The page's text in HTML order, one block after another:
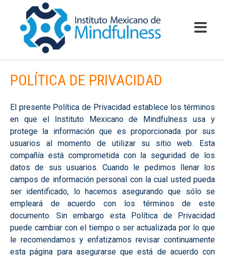
POLÍTICA DE PRIVACIDAD
El presente Política de Privacidad establece los términos
en que el Instituto Mexicano de Mindfulness usa y
protege la información que es proporcionada por sus
usuarios al momento de utilizar su sitio web. Esta
compañía está comprometida con la seguridad de los
datos de sus usuarios. Cuando le pedimos llenar los
campos de información personal con la cual usted pueda
ser identificado, lo hacemos asegurando que sólo se
empleará de acuerdo con los términos de este
documento. Sin embargo esta Política de Privacidad
puede cambiar con el tiempo o ser actualizada por lo que
le recomendamos y enfatizamos revisar continuamente
esta página para asegurarse que está de acuerdo con